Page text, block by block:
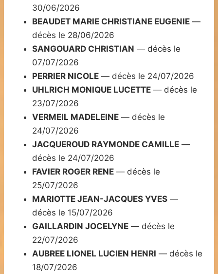
30/06/2026
BEAUDET MARIE CHRISTIANE EUGENIE —
décès le 28/06/2026
SANGOUARD CHRISTIAN — décès le
07/07/2026
PERRIER NICOLE — décès le 24/07/2026
UHLRICH MONIQUE LUCETTE — décès le
23/07/2026
VERMEIL MADELEINE — décès le
24/07/2026
JACQUEROUD RAYMONDE CAMILLE —
décès le 24/07/2026
FAVIER ROGER RENE — décès le
25/07/2026
MARIOTTE JEAN-JACQUES YVES —
décès le 15/07/2026
GAILLARDIN JOCELYNE — décès le
22/07/2026
AUBREE LIONEL LUCIEN HENRI — décès le
18/07/2026